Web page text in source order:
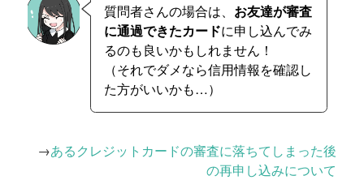
質問者さんの場合は、 お友達が審査
に通過できたカードに申し込んでみ
るのも良いかもしれません！
（それでダメなら信用情報を確認し
た方がいいかも…）
→あるクレジットカードの審査に落ちてしまった後
の再申し込みについて